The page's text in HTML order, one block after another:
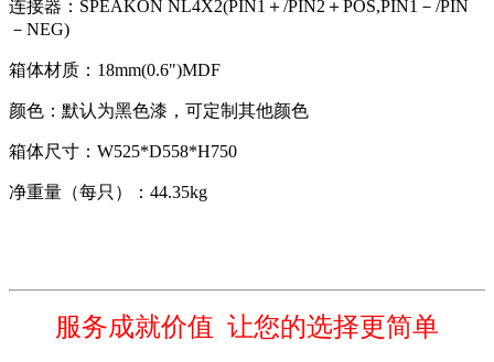
连接器：SPEAKON NL4X2(PIN1＋/PIN2＋POS,PIN1－/PIN
－NEG)
箱体材质：18mm(0.6")MDF
颜色：默认为黑色漆，可定制其他颜色
箱体尺寸：W525*D558*H750
净重量（每只）：44.35kg
服务成就价值 让您的选择更简单